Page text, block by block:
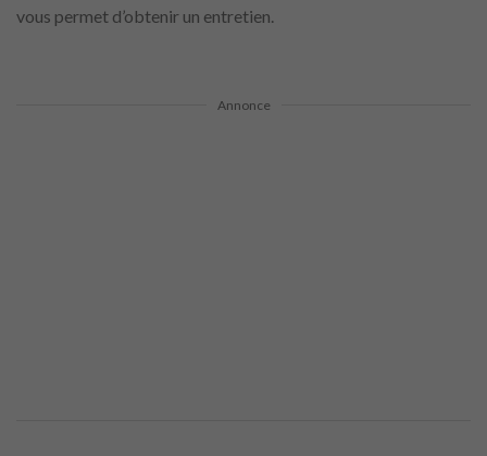
vous permet d’obtenir un entretien.
Annonce